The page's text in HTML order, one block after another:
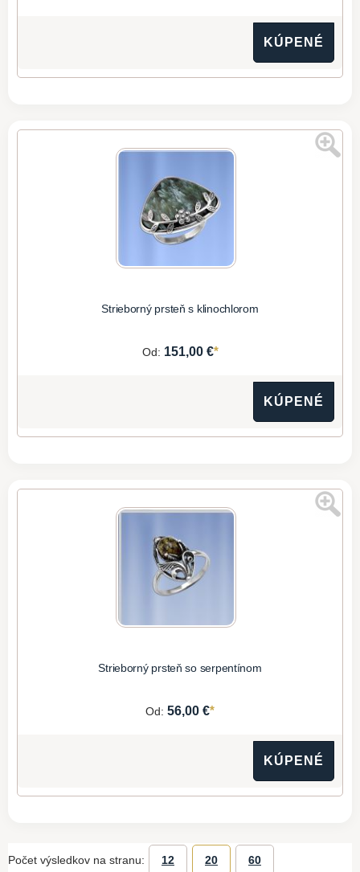
KÚPENÉ
Strieborný prsteň s klinochlorom
Od: 151,00 €*
KÚPENÉ
Strieborný prsteň so serpentínom
Od: 56,00 €*
KÚPENÉ
Počet výsledkov na stranu: 12 20 60